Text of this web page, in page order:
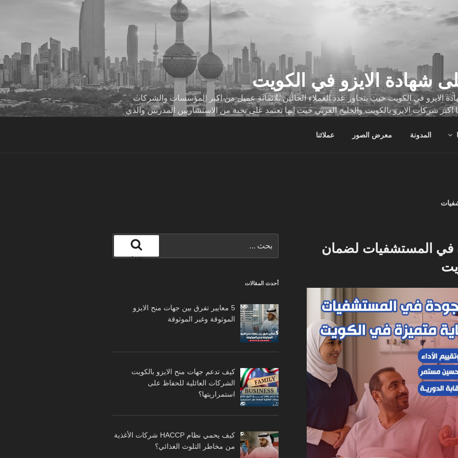
شهادة الايزو في الكويت
الايزو في الكويت حيث يتجاوز عدد العملاء الحالين ثلاثمائة عميل من اكبر المؤسسات والشركات
اكبر شركات الايزو بالكويت والخليج العربي حيث انها تعتمد على نخبة من الاستشاريين المدربين والذي
المدونة معرض الصور عملائنا
في المستشفيات لضمان
عن:
بحث
أحدث المقالات
5 معايير تفرق بين جهات منح الايزو
الموثوقة وغير الموثوقة
كيف تدعم جهات منح الايزو بالكويت
الشركات العائلية للحفاظ على
استمراريتها؟
كيف يحمي نظام HACCP شركات الأغذية
من مخاطر التلوث الغذائي؟